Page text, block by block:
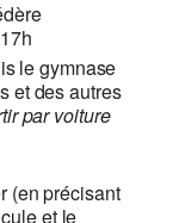
le gymnase
et des autres
par voiture
(en précisant
et le